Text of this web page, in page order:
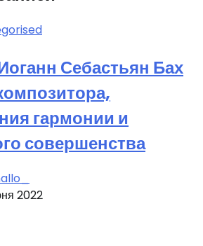
Себастьян Бах
гармонии и
совершенства
2022